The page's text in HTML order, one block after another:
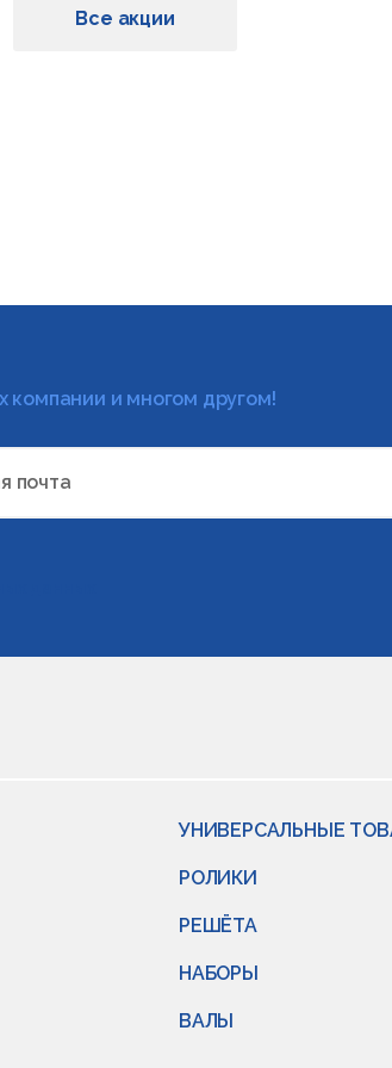
Все акции
компании и многом другом!
почта
УНИВЕРСАЛЬНЫЕ
РОЛИКИ
РЕШЁТА
НАБОРЫ
ВАЛЫ